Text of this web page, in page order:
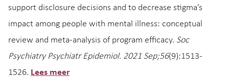
support disclosure decisions and to decrease stigma’s
impact among people with mental illness: conceptual
review and meta-analysis of program efficacy. Soc
Psychiatry Psychiatr Epidemiol. 2021 Sep;56(9):1513-
1526. Lees meer